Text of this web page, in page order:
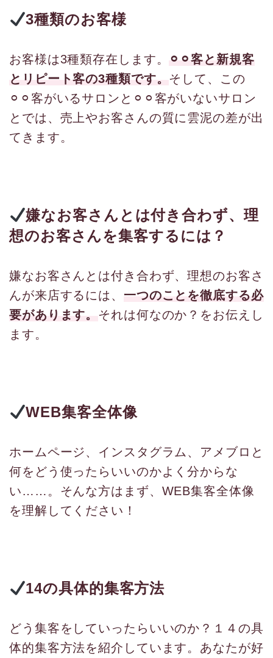
3種類のお客様
お客様は3種類存在します。
⚪︎⚪︎客と新規客
とリピート客の3種類です。 そして、この
⚪︎⚪︎客がいるサロンと⚪︎⚪︎客がいないサロン
とでは、売上やお客さんの質に雲泥の差が出
てきます。
嫌なお客さんとは付き合わず、理
想のお客さんを集客するには？
嫌なお客さんとは付き合わず、理想のお客さ
んが来店するには、 一つのことを徹底する必
要があります。 それは何なのか？をお伝えし
ます。
WEB集客全体像
ホームページ、インスタグラム、アメブロと
何をどう使ったらいいのかよく分からな
い……。そんな方はまず、WEB集客全体像
を理解してください！
14の具体的集客方法
どう集客をしていったらいいのか？１４の具
体的集客方法を紹介しています。あなたが好